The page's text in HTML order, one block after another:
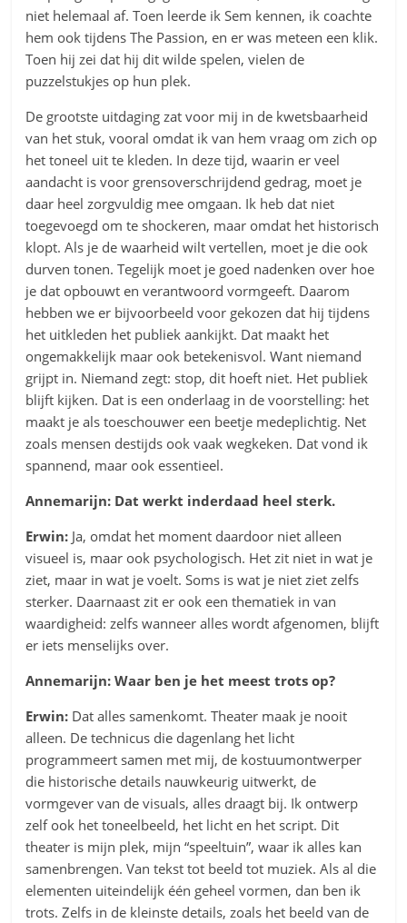
niet helemaal af. Toen leerde ik Sem kennen, ik coachte
hem ook tijdens The Passion, en er was meteen een klik.
Toen hij zei dat hij dit wilde spelen, vielen de
puzzelstukjes op hun plek.
De grootste uitdaging zat voor mij in de kwetsbaarheid
van het stuk, vooral omdat ik van hem vraag om zich op
het toneel uit te kleden. In deze tijd, waarin er veel
aandacht is voor grensoverschrijdend gedrag, moet je
daar heel zorgvuldig mee omgaan. Ik heb dat niet
toegevoegd om te shockeren, maar omdat het historisch
klopt. Als je de waarheid wilt vertellen, moet je die ook
durven tonen. Tegelijk moet je goed nadenken over hoe
je dat opbouwt en verantwoord vormgeeft. Daarom
hebben we er bijvoorbeeld voor gekozen dat hij tijdens
het uitkleden het publiek aankijkt. Dat maakt het
ongemakkelijk maar ook betekenisvol. Want niemand
grijpt in. Niemand zegt: stop, dit hoeft niet. Het publiek
blijft kijken. Dat is een onderlaag in de voorstelling: het
maakt je als toeschouwer een beetje medeplichtig. Net
zoals mensen destijds ook vaak wegkeken. Dat vond ik
spannend, maar ook essentieel.
Annemarijn: Dat werkt inderdaad heel sterk.
Erwin: Ja, omdat het moment daardoor niet alleen
visueel is, maar ook psychologisch. Het zit niet in wat je
ziet, maar in wat je voelt. Soms is wat je niet ziet zelfs
sterker. Daarnaast zit er ook een thematiek in van
waardigheid: zelfs wanneer alles wordt afgenomen, blijft
er iets menselijks over.
Annemarijn: Waar ben je het meest trots op?
Erwin: Dat alles samenkomt. Theater maak je nooit
alleen. De technicus die dagenlang het licht
programmeert samen met mij, de kostuumontwerper
die historische details nauwkeurig uitwerkt, de
vormgever van de visuals, alles draagt bij. Ik ontwerp
zelf ook het toneelbeeld, het licht en het script. Dit
theater is mijn plek, mijn “speeltuin”, waar ik alles kan
samenbrengen. Van tekst tot beeld tot muziek. Als al die
elementen uiteindelijk één geheel vormen, dan ben ik
trots. Zelfs in de kleinste details, zoals het beeld van de